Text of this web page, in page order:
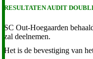
RESULTATEN AUDIT
SC Out-Hoegaarden
zal deelnemen.
Het is de bevestiging van